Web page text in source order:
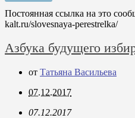
Постоянная ссылка на это
kalt.ru/slovesnaya-perestrelka/
Азбука будущего
от Татьяна Васильева
07.12.2017
07.12.2017